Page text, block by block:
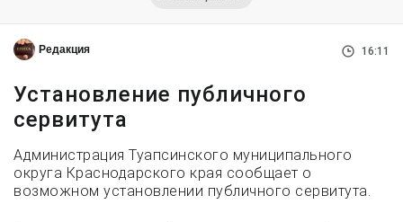
Редакция 16:11
Установление публичного
сервитута
Администрация Туапсинского муниципального
округа Краснодарского края сообщает о
возможном установлении публичного сервитута.